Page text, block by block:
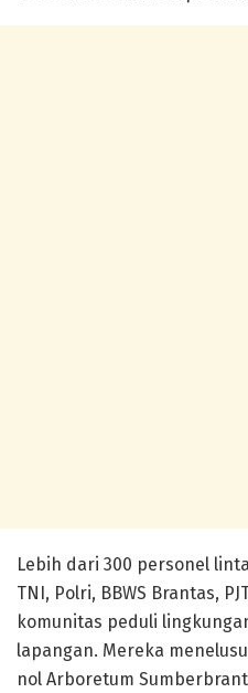
Lebih dari 300 personel
TNI, Polri, BBWS Brantas,
komunitas peduli
lapangan. Mereka
nol Arboretum